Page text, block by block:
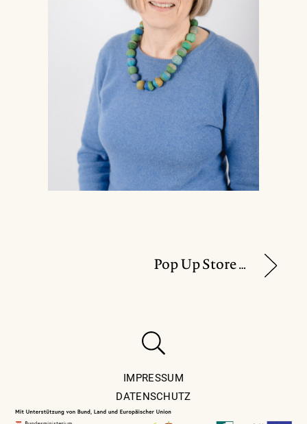
Pop Up Store von „Zeitlos Design“
IMPRESSUM
DATENSCHUTZ